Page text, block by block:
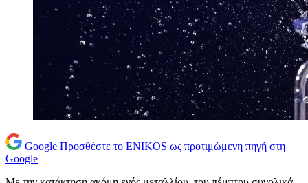
Google Προσθέστε το ENIKOS ως προτιμώμενη πηγή στη
Google